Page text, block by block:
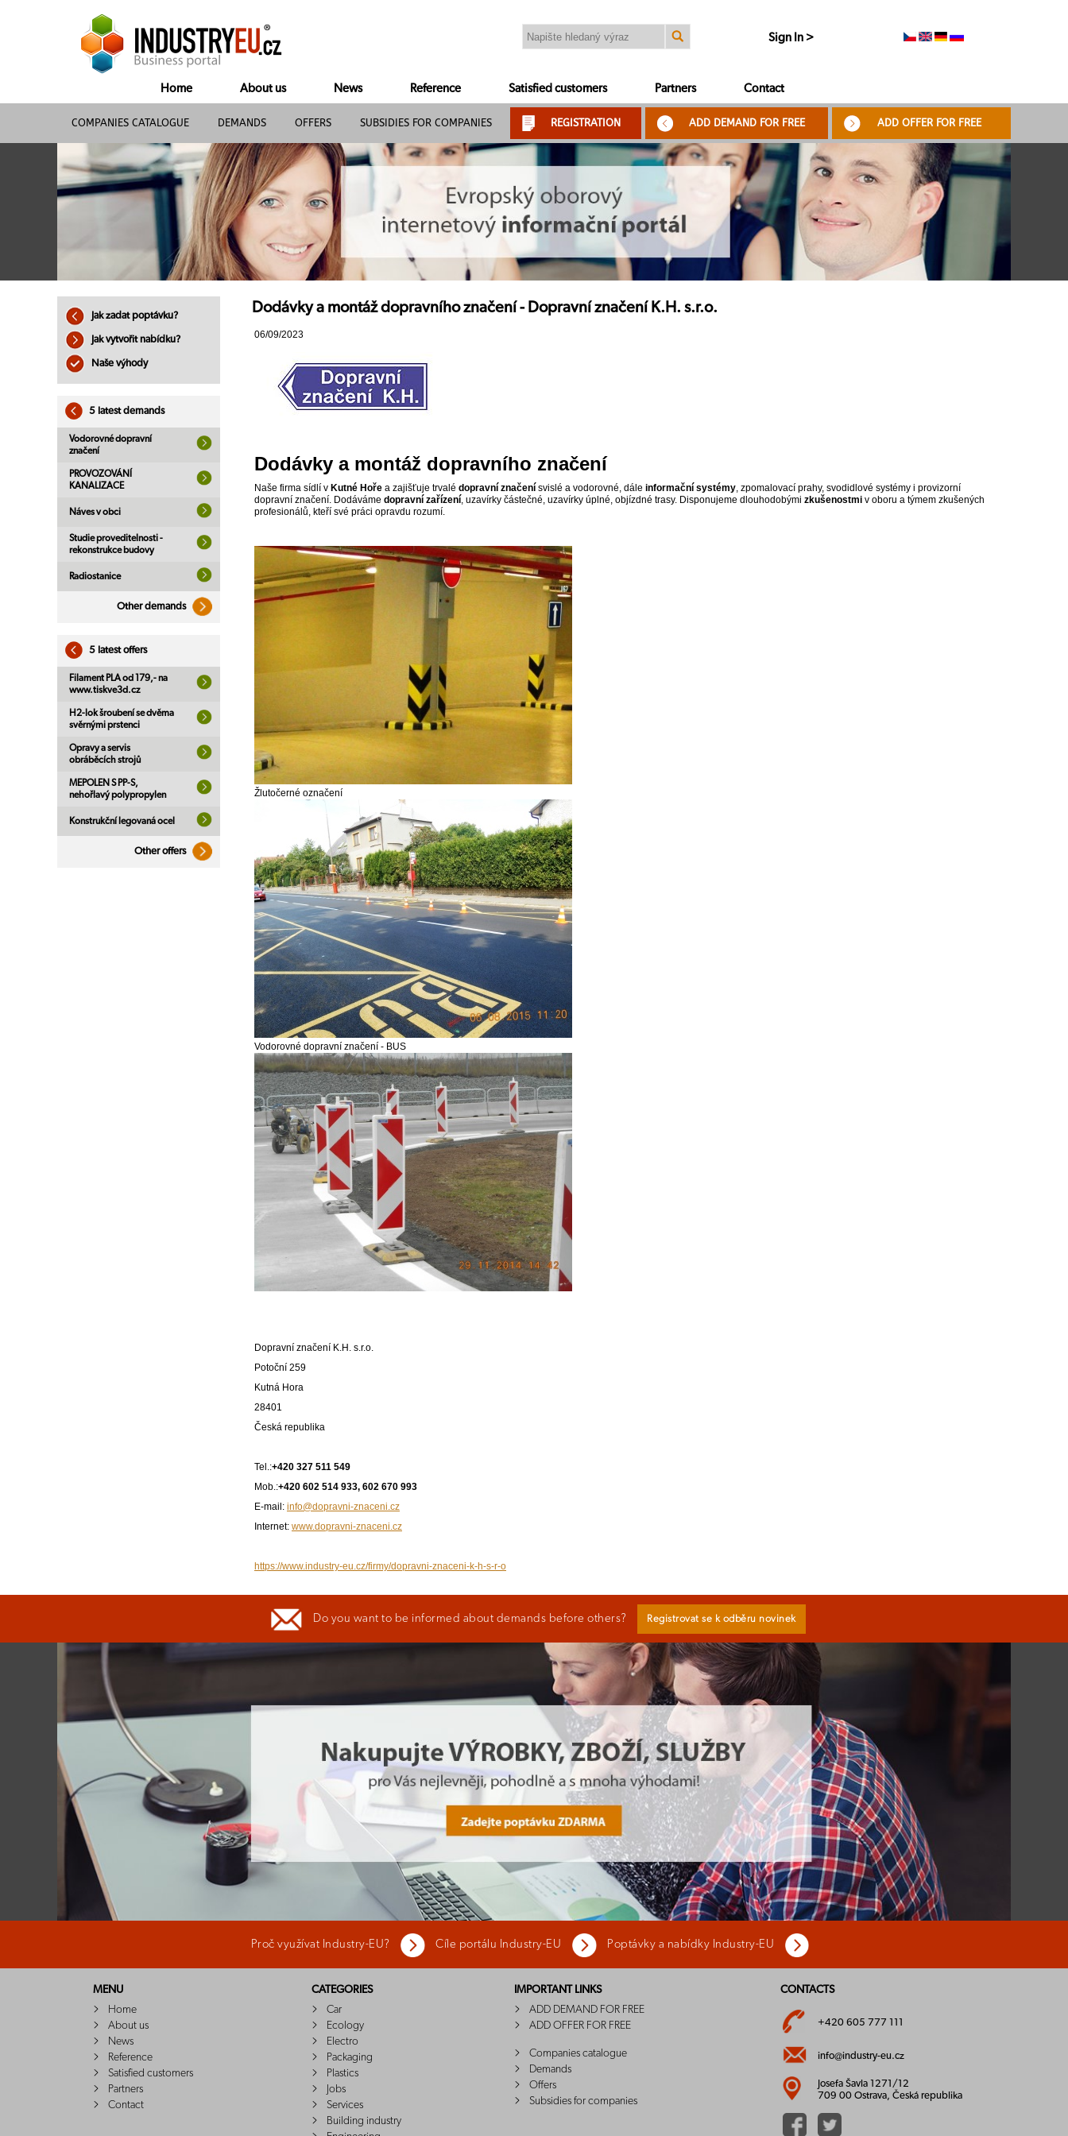
Sign In >
Home About us News Reference Satisfied customers Partners Contact
COMPANIES CATALOGUE DEMANDS OFFERS SUBSIDIES FOR COMPANIES REGISTRATION ADD DEMAND FOR FREE ADD OFFER FOR FREE
Jak zadat poptávku?
Jak vytvořit nabídku?
Naše výhody
5 latest demands
Vodorovné dopravní
značení
PROVOZOVÁNÍ
KANALIZACE
Náves v obci
Studie proveditelnosti -
rekonstrukce budovy
Radiostanice
Other demands
5 latest offers
Filament PLA od 179,- na
www.tiskve3d.cz
H2-lok šroubení se dvěma
svěrnými prstenci
Opravy a servis
obráběcích strojů
MEPOLEN S PP-S,
nehořlavý polypropylen
Konstrukční legovaná ocel
Other offers
Dodávky a montáž dopravního značení - Dopravní značení K.H. s.r.o.
06/09/2023
Dodávky a montáž dopravního značení
Naše firma sídlí v Kutné Hoře a zajišťuje trvalé dopravní značení svislé a vodorovné, dále informační systémy, zpomalovací prahy, svodidlové systémy i provizorní
dopravní značení. Dodáváme dopravní zařízení, uzavírky částečné, uzavírky úplné, objízdné trasy. Disponujeme dlouhodobými zkušenostmi v oboru a týmem zkušených
profesionálů, kteří své práci opravdu rozumí.
Žlutočerné označení
Vodorovné dopravní značení - BUS
Dopravní značení K.H. s.r.o.
Potoční 259
Kutná Hora
28401
Česká republika
Tel.:+420 327 511 549
Mob.:+420 602 514 933, 602 670 993
E-mail: info@dopravni-znaceni.cz
Internet: www.dopravni-znaceni.cz
https://www.industry-eu.cz/firmy/dopravni-znaceni-k-h-s-r-o
Do you want to be informed about demands before others? Registrovat se k odběru novinek
Proč využívat Industry-EU? Cíle portálu Industry-EU Poptávky a nabídky Industry-EU
MENU
Home
About us
News
Reference
Satisfied customers
Partners
Contact
CATEGORIES
Car
Ecology
Electro
Packaging
Plastics
Jobs
Services
Building industry
IMPORTANT LINKS
ADD DEMAND FOR FREE
ADD OFFER FOR FREE
Companies catalogue
Demands
Offers
Subsidies for companies
CONTACTS
+420 605 777 111
info@industry-eu.cz
Josefa Šavla 1271/12
709 00 Ostrava, Česká republika